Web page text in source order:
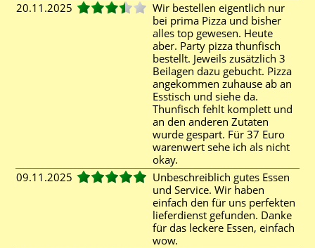
20.11.2025
Wir bestellen eigentlich nur
bei prima Pizza und bisher
alles top gewesen. Heute
aber. Party pizza thunfisch
bestellt. Jeweils zusätzlich 3
Beilagen dazu gebucht. Pizza
angekommen zuhause ab an
Esstisch und siehe da.
Thunfisch fehlt komplett und
an den anderen Zutaten
wurde gespart. Für 37 Euro
warenwert sehe ich als nicht
okay.
09.11.2025
Unbeschreiblich gutes Essen
und Service. Wir haben
einfach den für uns perfekten
lieferdienst gefunden. Danke
für das leckere Essen, einfach
wow.